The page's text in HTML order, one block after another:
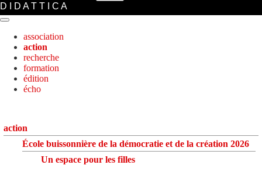
D I D A T T I C A
association
action
recherche
formation
édition
écho
action
École buissonnière de la démocratie et de la création 2026
Un espace pour les filles